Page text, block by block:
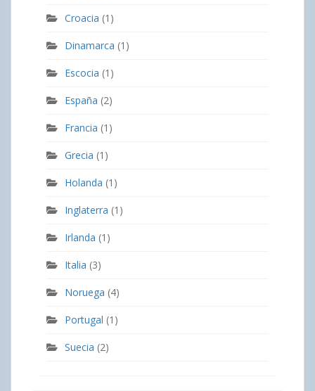
Croacia (1)
Dinamarca (1)
Escocia (1)
España (2)
Francia (1)
Grecia (1)
Holanda (1)
Inglaterra (1)
Irlanda (1)
Italia (3)
Noruega (4)
Portugal (1)
Suecia (2)